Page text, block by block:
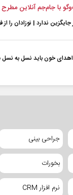
با جام‌جم آنلاین
جایگزین ندارد | نوزادان را
خون باید نسل به نسل
جراحی بینی
بخورات
نرم افزار CRM